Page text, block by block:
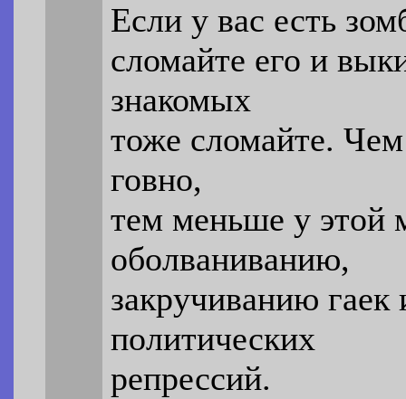
Если у вас есть
сломайте его и
знакомых
тоже сломайте.
говно,
тем меньше у этой
оболваниванию,
закручиванию
политических
репрессий.